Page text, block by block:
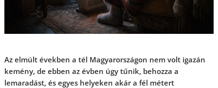
Az elmúlt években a tél Magyarországon nem volt igazán
kemény, de ebben az évben úgy tűnik, behozza a
lemaradást, és egyes helyeken akár a fél métert